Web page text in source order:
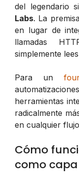
del legendario
Labs. La
en lugar de
llamadas
simplemente
Para un
herramientas
radicalmente
en cualquier
Cómo
como